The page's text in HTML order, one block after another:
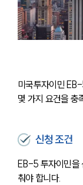
미국투자이민
몇 가지 요건을 충
신청 조건
EB-5 투자이민을
춰야 합니다.